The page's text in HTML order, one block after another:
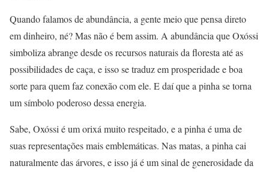
Quando falamos de abundância, a gente meio que pensa direto
em dinheiro, né? Mas não é bem assim. A abundância que Oxóssi
simboliza abrange desde os recursos naturais da floresta até as
possibilidades de caça, e isso se traduz em prosperidade e boa
sorte para quem faz conexão com ele. E daí que a pinha se torna
um símbolo poderoso dessa energia.
Sabe, Oxóssi é um orixá muito respeitado, e a pinha é uma de
suas representações mais emblemáticas. Nas matas, a pinha cai
naturalmente das árvores, e isso já é um sinal de generosidade da